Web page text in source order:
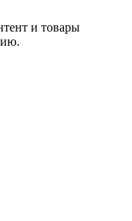
и товары